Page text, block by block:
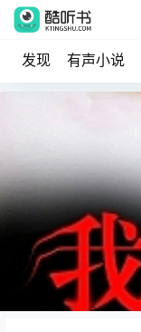
发现 有声小说